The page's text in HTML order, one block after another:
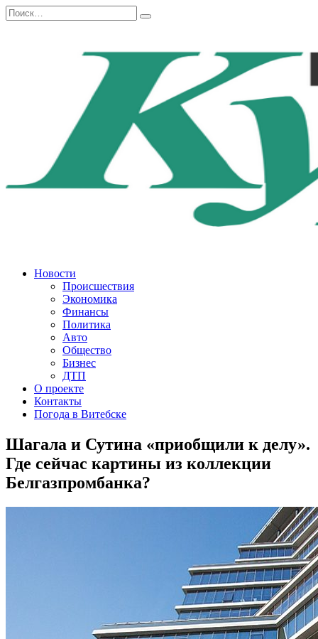
Перейти
к
Search
for:
Новости
Происшествия
Экономика
Финансы
Политика
Авто
Общество
Бизнес
ДТП
О проекте
Контакты
Погода в Витебске
Шагала и Сутина «приобщили к делу».
Где сейчас картины из коллекции
Белгазпромбанка?